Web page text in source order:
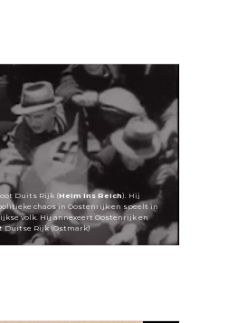
Duits Rijk (Heim ins Reich). Hij
chaos in Oostenrijk en speelt in
volk. Hij annexeert Oostenrijk en
Duitse Rijk (Ostmark)